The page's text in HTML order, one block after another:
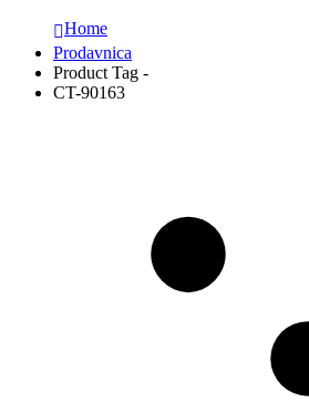
Home
Prodavnica
Product Tag -
CT-90163